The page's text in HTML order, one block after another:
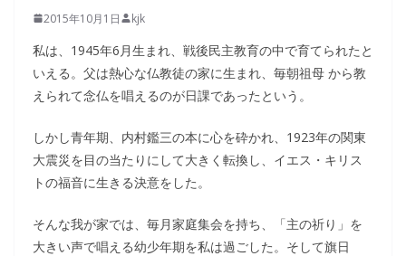
2015年10月1日 kjk
私は、1945年6月生まれ、戦後民主教育の中で育てられたと
いえる。父は熱心な仏教徒の家に生まれ、毎朝祖母 から教
えられて念仏を唱えるのが日課であったという。
しかし青年期、内村鑑三の本に心を砕かれ、1923年の関東
大震災を目の当たりにして大きく転換し、イエス・キリス
トの福音に生きる決意をした。
そんな我が家では、毎月家庭集会を持ち、「主の祈り」を
大きい声で唱える幼少年期を私は過ごした。そして旗日